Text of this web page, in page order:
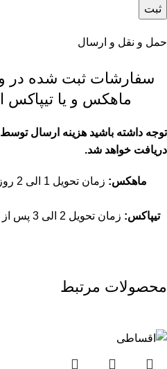
حمل و نقل و ارسال
سفارشات ثبت شده در
ماهکس و یا تیپاکس
توجه داشته باشید هزینه ارسال
دریافت خواهد شد.
ماهکس:
تیپاکس: زمان تحویل 2 الی 3 پس از تایید سفارش و تحویل به تیپاکس
محصولات مرتبط